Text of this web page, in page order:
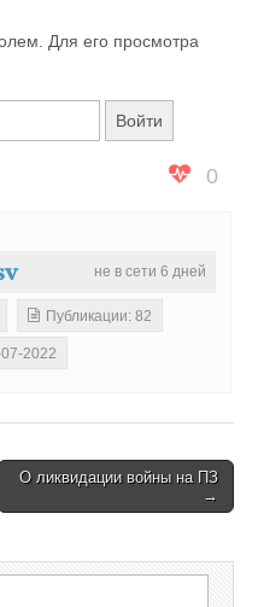
Для его просмотра
0
не в сети 6 дней
Публикации: 82
2022
О ликвидации войны на ПЗ
→